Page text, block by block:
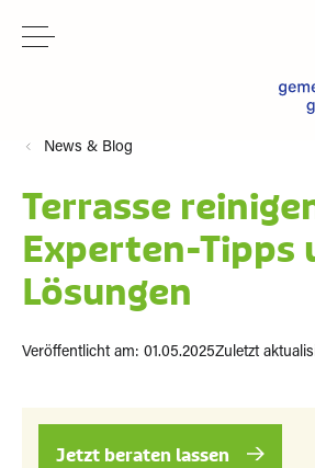
News & Blog
Terrasse
Experten-Tipps
Lösungen
Veröffentlicht am: 01.05.2025Zuletzt
Jetzt beraten lassen